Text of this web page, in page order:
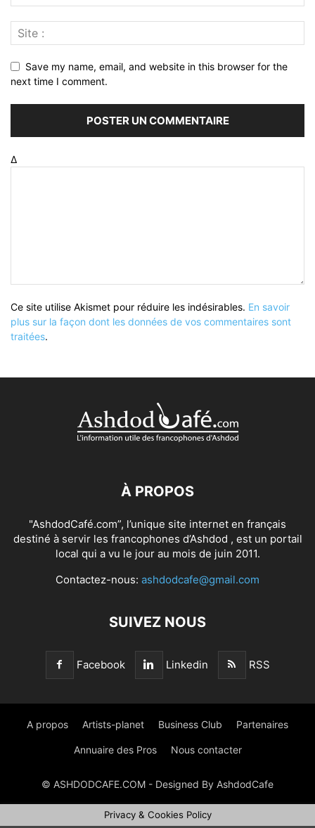
Save my name, email, and website in this browser for the
next time I comment.
Δ
Ce site utilise Akismet pour réduire les indésirables. En savoir
plus sur la façon dont les données de vos commentaires sont
traitées.
À PROPOS
"AshdodCafé.com”, l’unique site internet en français
destiné à servir les francophones d’Ashdod , est un portail
local qui a vu le jour au mois de juin 2011.
Contactez-nous: ashdodcafe@gmail.com
SUIVEZ NOUS
Facebook Linkedin RSS
A propos Artists-planet Business Club Partenaires
Annuaire des Pros Nous contacter
© ASHDODCAFE.COM - Designed By AshdodCafe
Privacy & Cookies Policy